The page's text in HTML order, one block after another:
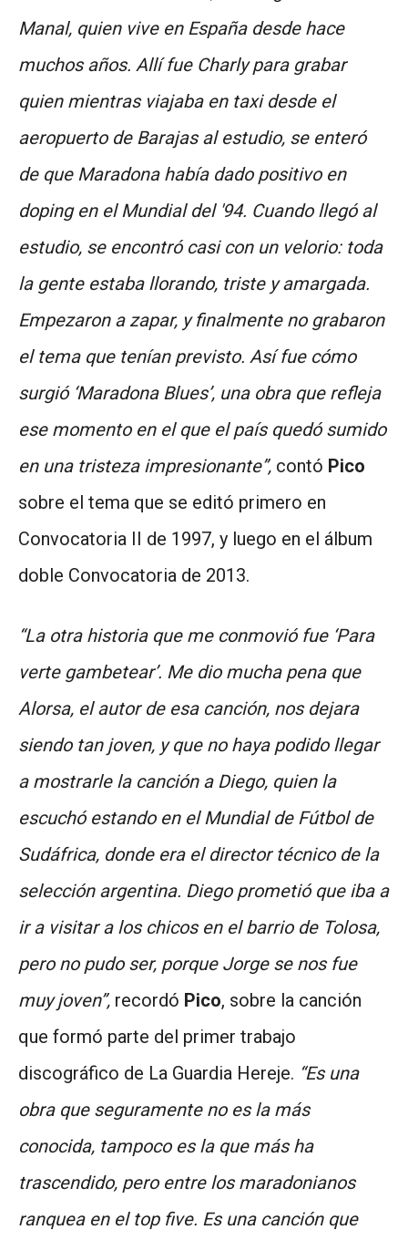
Manal, quien vive en España desde hace
muchos años. Allí fue Charly para grabar
quien mientras viajaba en taxi desde el
aeropuerto de Barajas al estudio, se enteró
de que Maradona había dado positivo en
doping en el Mundial del '94. Cuando llegó al
estudio, se encontró casi con un velorio: toda
la gente estaba llorando, triste y amargada.
Empezaron a zapar, y finalmente no grabaron
el tema que tenían previsto. Así fue cómo
surgió ‘Maradona Blues’, una obra que refleja
ese momento en el que el país quedó sumido
en una tristeza impresionante”, contó Pico
sobre el tema que se editó primero en
Convocatoria II de 1997, y luego en el álbum
doble Convocatoria de 2013.
“La otra historia que me conmovió fue ‘Para
verte gambetear’. Me dio mucha pena que
Alorsa, el autor de esa canción, nos dejara
siendo tan joven, y que no haya podido llegar
a mostrarle la canción a Diego, quien la
escuchó estando en el Mundial de Fútbol de
Sudáfrica, donde era el director técnico de la
selección argentina. Diego prometió que iba a
ir a visitar a los chicos en el barrio de Tolosa,
pero no pudo ser, porque Jorge se nos fue
muy joven”, recordó Pico, sobre la canción
que formó parte del primer trabajo
discográfico de La Guardia Hereje. “Es una
obra que seguramente no es la más
conocida, tampoco es la que más ha
trascendido, pero entre los maradonianos
ranquea en el top five. Es una canción que